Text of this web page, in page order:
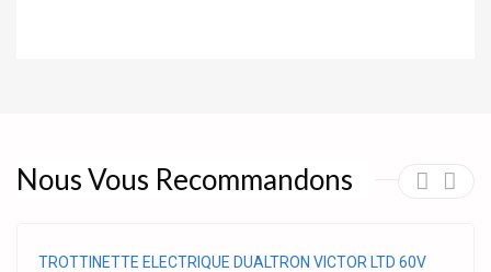
Nous Vous Recommandons
TROTTINETTE ELECTRIQUE DUALTRON VICTOR LTD 60V